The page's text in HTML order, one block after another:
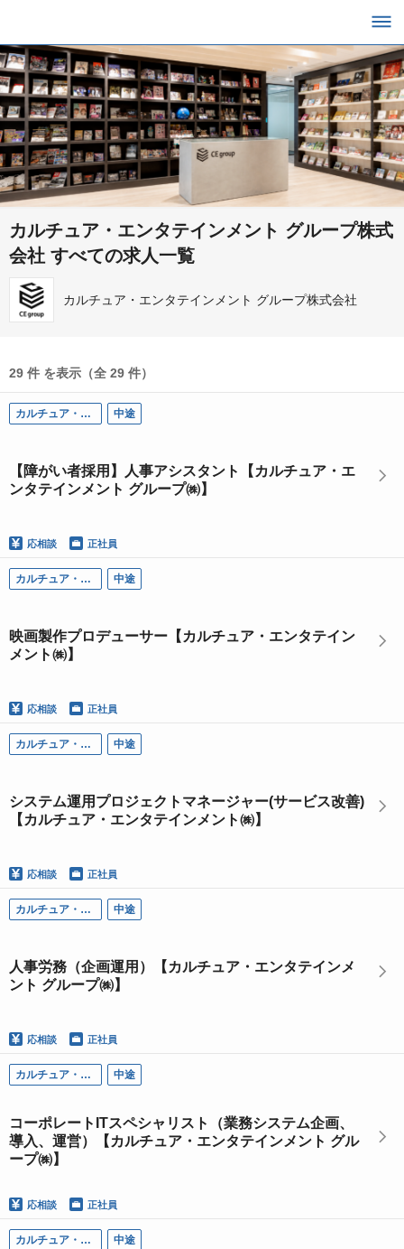
カルチュア・エンタテインメント グループ株式
会社 すべての求人一覧
カルチュア・エンタテインメント グループ株式会社
29 件 を表示（全 29 件）
カルチュア・エンタテインメント グループ 中途
【障がい者採用】人事アシスタント【カルチュア・エ
ンタテインメント グループ㈱】
応相談 正社員
カルチュア・エンタテインメント 中途
映画製作プロデューサー【カルチュア・エンタテイン
メント㈱】
応相談 正社員
カルチュア・エンタテインメント 中途
システム運用プロジェクトマネージャー(サービス改善)
【カルチュア・エンタテインメント㈱】
応相談 正社員
カルチュア・エンタテインメント グループ 中途
人事労務（企画運用）【カルチュア・エンタテインメ
ント グループ㈱】
応相談 正社員
カルチュア・エンタテインメント グループ 中途
コーポレートITスペシャリスト（業務システム企画、
導入、運営）【カルチュア・エンタテインメント グル
ープ㈱】
応相談 正社員
カルチュア・エンタテインメント グループ 中途